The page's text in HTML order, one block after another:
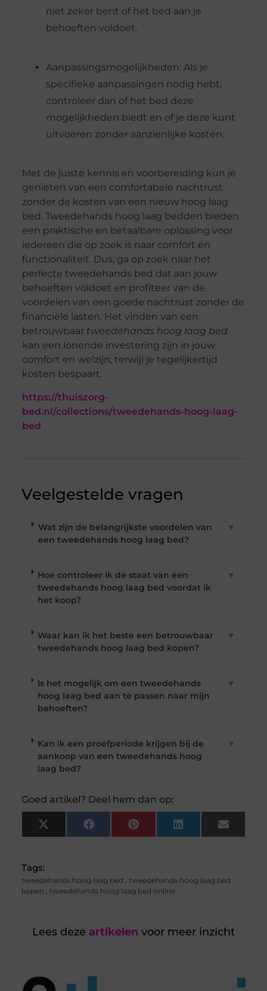
niet zeker bent of het bed aan je
behoeften voldoet.
Aanpassingsmogelijkheden: Als je
specifieke aanpassingen nodig hebt,
controleer dan of het bed deze
mogelijkheden biedt en of je deze kunt
uitvoeren zonder aanzienlijke kosten.
Met de juiste kennis en voorbereiding kun je
genieten van een comfortabele nachtrust
zonder de kosten van een nieuw hoog laag
bed. Tweedehands hoog laag bedden bieden
een praktische en betaalbare oplossing voor
iedereen die op zoek is naar comfort en
functionaliteit. Dus, ga op zoek naar het
perfecte tweedehands bed dat aan jouw
behoeften voldoet en profiteer van de
voordelen van een goede nachtrust zonder de
financiële lasten. Het vinden van een
betrouwbaar tweedehands hoog laag bed
kan een lonende investering zijn in jouw
comfort en welzijn, terwijl je tegelijkertijd
kosten bespaart.
https://thuiszorg-
bed.nl/collections/tweedehands-hoog-laag-
bed
Veelgestelde vragen
Wat zijn de belangrijkste voordelen van
een tweedehands hoog laag bed?
▼
Hoe controleer ik de staat van een
tweedehands hoog laag bed voordat ik
het koop?
▼
Waar kan ik het beste een betrouwbaar
tweedehands hoog laag bed kopen?
▼
Is het mogelijk om een tweedehands
hoog laag bed aan te passen naar mijn
behoeften?
▼
Kan ik een proefperiode krijgen bij de
aankoop van een tweedehands hoog
laag bed?
▼
Goed artikel? Deel hem dan op:
X
(Twitter)
FacebookPinterest LinkedIn Email
Tags:
tweedehands hoog laag bed , tweedehands hoog laag bed
kopen , tweedehands hoog laag bed online
Lees deze artikelen voor meer inzicht